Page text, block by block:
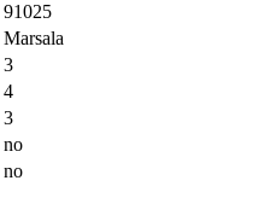
91025
Marsala
3
4
3
no
no